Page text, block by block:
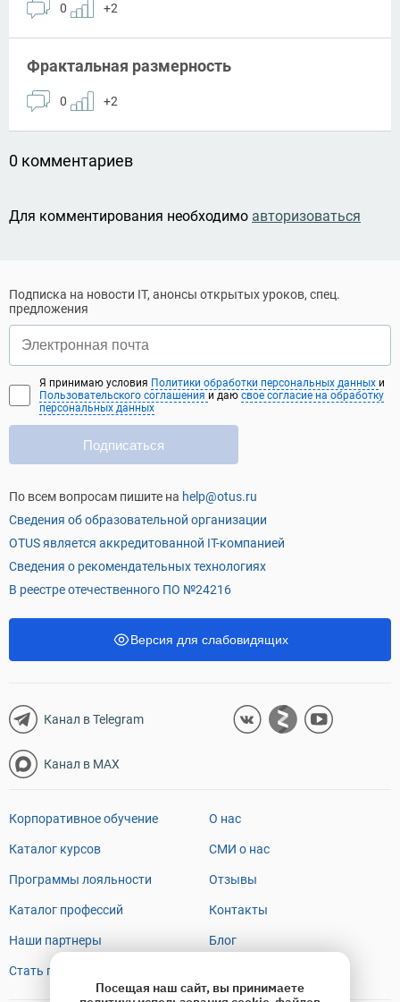
0 +2
Фрактальная размерность
0 +2
0 комментариев
Для комментирования необходимо авторизоваться
Посещая наш сайт, вы принимаете
Подписка на новости IT, анонсы открытых уроков, спец.
предложения
Подписаться
Я принимаю условия Политики обработки персональных данных и
Пользовательского соглашения и даю свое согласие на обработку
персональных данных
По всем вопросам пишите на help@otus.ru
Сведения об образовательной организации
OTUS является аккредитованной IT-компанией
Сведения о рекомендательных технологиях
В реестре отечественного ПО №24216
Версия для слабовидящих
Канал в Telegram
Канал в MAX
Корпоративное обучение
Каталог курсов
Программы лояльности
Каталог профессий
Наши партнеры
Стать преподавателем
О нас
СМИ о нас
Отзывы
Контакты
Блог